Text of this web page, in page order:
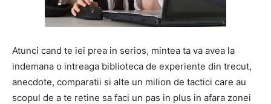
Atunci cand te iei prea in serios, mintea ta va avea la
indemana o intreaga biblioteca de experiente din trecut,
anecdote, comparatii si alte un milion de tactici care au
scopul de a te retine sa faci un pas in plus in afara zonei